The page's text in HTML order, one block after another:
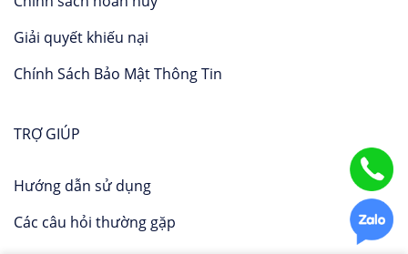
Giải quyết khiếu nại
Chính Sách Bảo Mật Thông Tin
TRỢ GIÚP
Hướng dẫn sử dụng
Các câu hỏi thường gặp